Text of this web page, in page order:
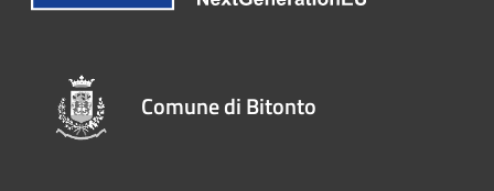
Comune di Bitonto